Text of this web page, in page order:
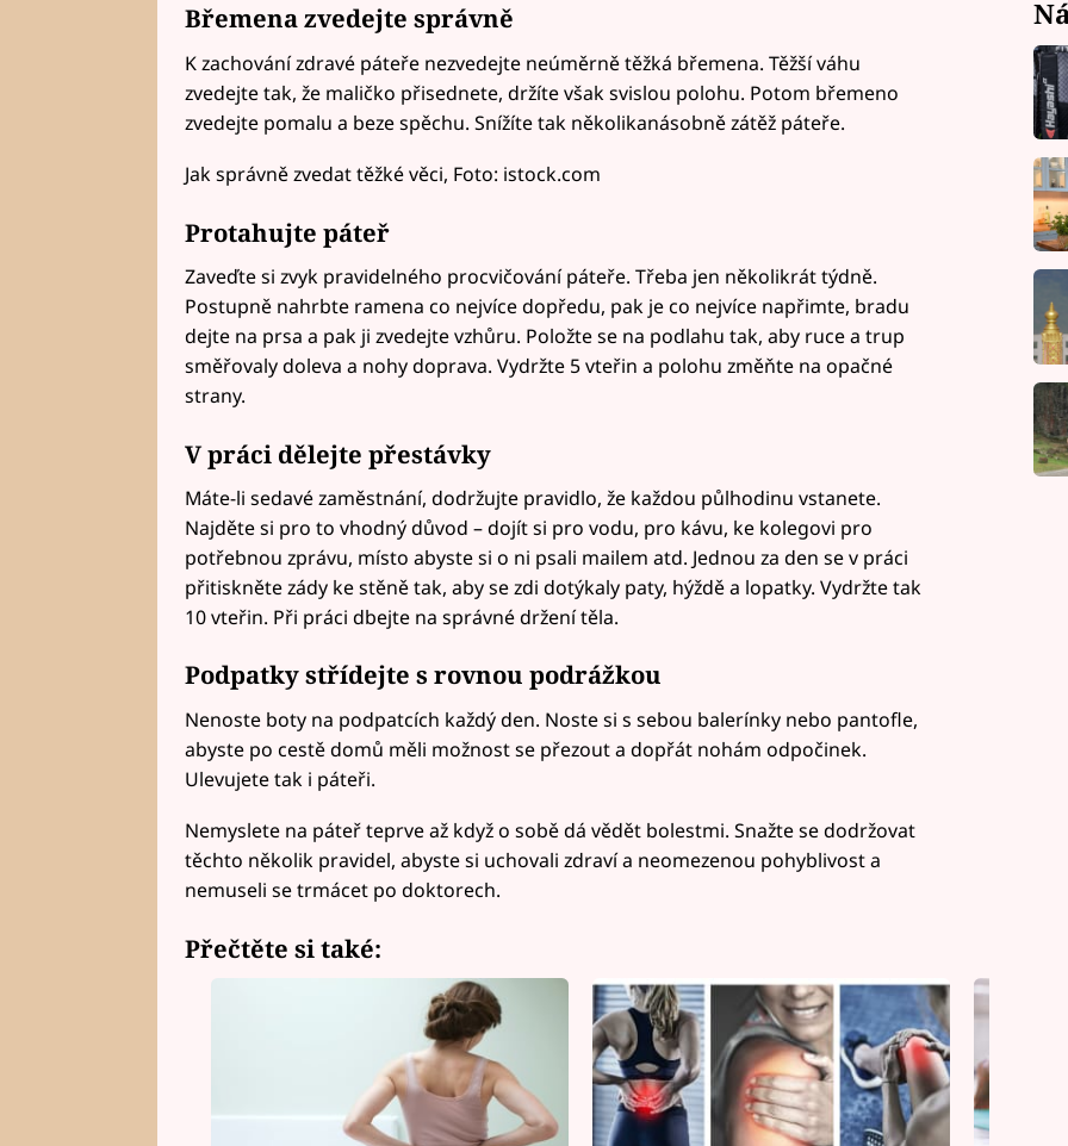
Břemena zvedejte správně
K zachování zdravé páteře nezvedejte neúměrně těžká břemena. Těžší váhu
zvedejte tak, že maličko přisednete, držíte však svislou polohu. Potom břemeno
zvedejte pomalu a beze spěchu. Snížíte tak několikanásobně zátěž páteře.
Jak správně zvedat těžké věci, Foto: istock.com
Protahujte páteř
Zaveďte si zvyk pravidelného procvičování páteře. Třeba jen několikrát týdně.
Postupně nahrbte ramena co nejvíce dopředu, pak je co nejvíce napřimte, bradu
dejte na prsa a pak ji zvedejte vzhůru. Položte se na podlahu tak, aby ruce a trup
směřovaly doleva a nohy doprava. Vydržte 5 vteřin a polohu změňte na opačné
strany.
V práci dělejte přestávky
Máte-li sedavé zaměstnání, dodržujte pravidlo, že každou půlhodinu vstanete.
Najděte si pro to vhodný důvod – dojít si pro vodu, pro kávu, ke kolegovi pro
potřebnou zprávu, místo abyste si o ni psali mailem atd. Jednou za den se v práci
přitiskněte zády ke stěně tak, aby se zdi dotýkaly paty, hýždě a lopatky. Vydržte tak
10 vteřin. Při práci dbejte na správné držení těla.
Podpatky střídejte s rovnou podrážkou
Nenoste boty na podpatcích každý den. Noste si s sebou balerínky nebo pantofle,
abyste po cestě domů měli možnost se přezout a dopřát nohám odpočinek.
Ulevujete tak i páteři.
Nemyslete na páteř teprve až když o sobě dá vědět bolestmi. Snažte se dodržovat
těchto několik pravidel, abyste si uchovali zdraví a neomezenou pohyblivost a
nemuseli se trmácet po doktorech.
Přečtěte si také: